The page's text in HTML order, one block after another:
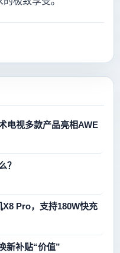
电视多款产品亮相AWE
？
Pro，支持180W快充
新补贴“价值”